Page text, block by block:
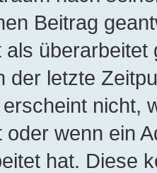
Beitrag
der letzte
nicht,
oder wenn ein
hat. Diese